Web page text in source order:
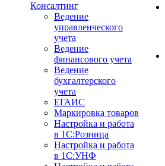
Консалтинг
Ведение
управленческого
учета
Ведение
финансового учета
Ведение
бухгалтерского
учета
ЕГАИС
Маркировка товаров
Настройка и работа
в 1С:Розница
Настройка и работа
в 1С:УНФ